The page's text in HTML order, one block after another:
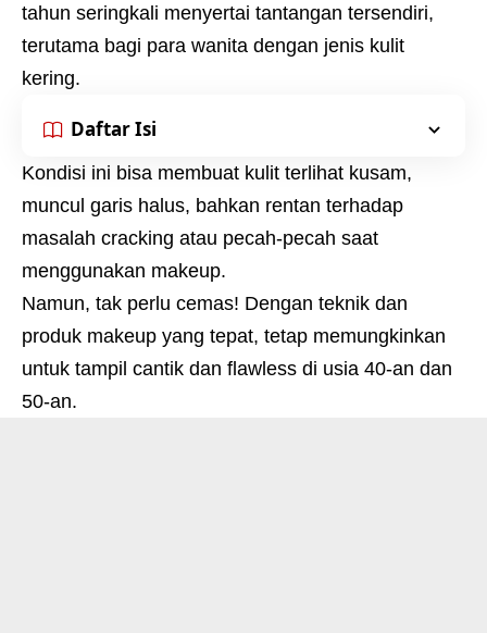
tahun seringkali menyertai tantangan tersendiri,
terutama bagi para wanita dengan jenis kulit
kering.
Daftar Isi
Kondisi ini bisa membuat kulit terlihat kusam,
muncul garis halus, bahkan rentan terhadap
masalah cracking atau pecah-pecah saat
menggunakan makeup.
Namun, tak perlu cemas! Dengan teknik dan
produk makeup yang tepat, tetap memungkinkan
untuk tampil cantik dan flawless di usia 40-an dan
50-an.